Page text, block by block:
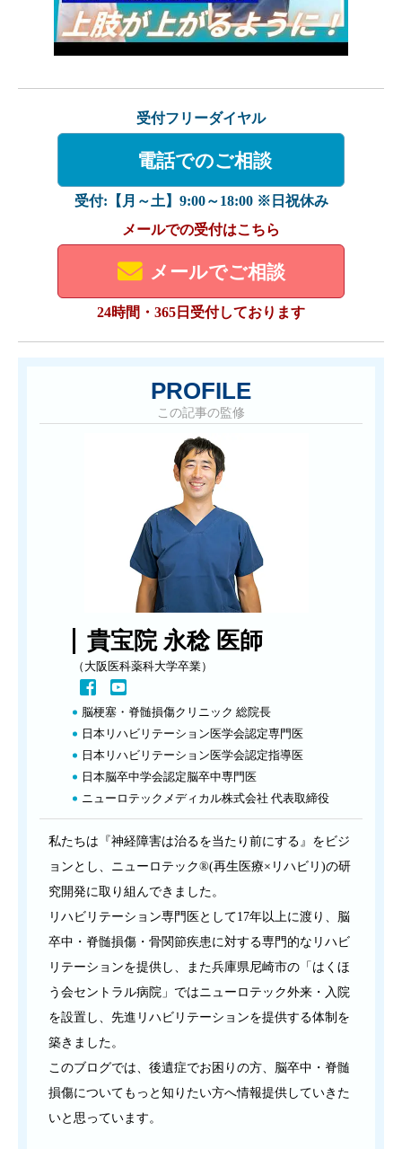
受付フリーダイヤル
電話でのご相談
受付:【月～土】9:00～18:00 ※日祝休み
メールでの受付はこちら
メールでご相談
24時間・365日受付しております
PROFILE
この記事の監修
貴宝院 永稔 医師
（大阪医科薬科大学卒業）
脳梗塞・脊髄損傷クリニック 総院長
日本リハビリテーション医学会認定専門医
日本リハビリテーション医学会認定指導医
日本脳卒中学会認定脳卒中専門医
ニューロテックメディカル株式会社 代表取締役
私たちは『神経障害は治るを当たり前にする』をビジ
ョンとし、ニューロテック®(再生医療×リハビリ)の研
究開発に取り組んできました。
リハビリテーション専門医として17年以上に渡り、脳
卒中・脊髄損傷・骨関節疾患に対する専門的なリハビ
リテーションを提供し、また兵庫県尼崎市の「はくほ
う会セントラル病院」ではニューロテック外来・入院
を設置し、先進リハビリテーションを提供する体制を
築きました。
このブログでは、後遺症でお困りの方、脳卒中・脊髄
損傷についてもっと知りたい方へ情報提供していきた
いと思っています。